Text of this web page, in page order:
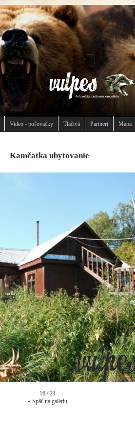
Video - poľovačky Tlačivá Partneri Mapa
Kamčatka ubytovanie
16 / 21
« Späť na galériu